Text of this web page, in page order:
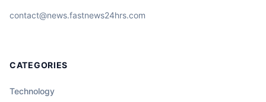
contact@news.fastnews24hrs.com
CATEGORIES
Technology